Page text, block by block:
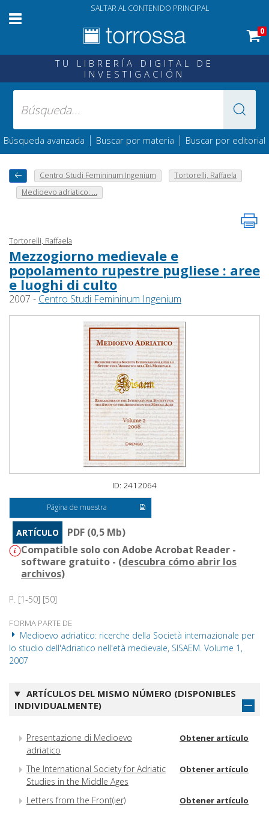
SALTAR AL CONTENIDO PRINCIPAL
0
TU LIBRERÍA DIGITAL DE
INVESTIGACIÓN
Búsqueda avanzada | Buscar por materia | Buscar por editorial
Centro Studi Femininum Ingenium
Tortorelli, Raffaela
Medioevo adriatico: ...
Tortorelli, Raffaela
Mezzogiorno medievale e
popolamento rupestre pugliese : aree
e luoghi di culto
2007 - Centro Studi Femininum Ingenium
ID: 2412064
Página de muestra
ARTÍCULO
PDF (0,5 Mb)
Compatible solo con Adobe Acrobat Reader -
software gratuito - (descubra cómo abrir los
archivos)
P. [1-50] [50]
FORMA PARTE DE
Medioevo adriatico: ricerche della Società internazionale per
lo studio dell'Adriatico nell'età medievale, SISAEM. Volume 1,
2007
ARTÍCULOS DEL MISMO NÚMERO (DISPONIBLES
INDIVIDUALMENTE)
Presentazione di Medioevo
adriatico
Obtener artículo
The International Society for Adriatic
Studies in the Middle Ages
Obtener artículo
Letters from the Front(ier) Obtener artículo